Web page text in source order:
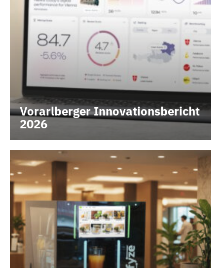
Vorarlberger Innovationsbericht
2026